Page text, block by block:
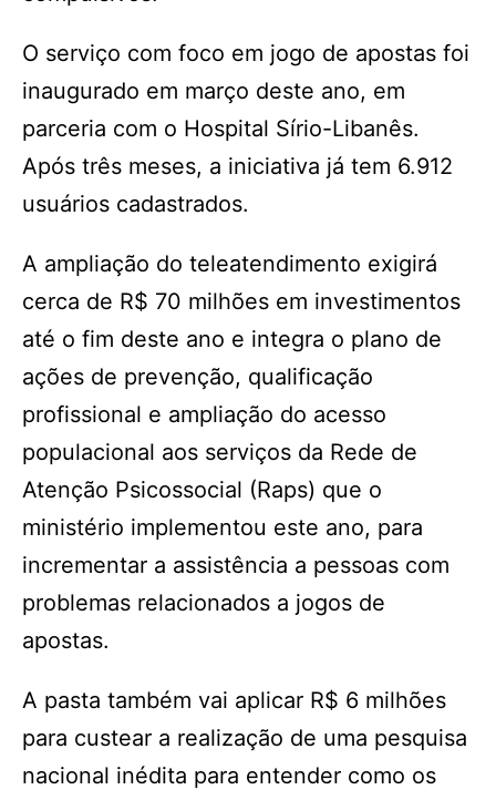
O serviço com foco em jogo de apostas foi
inaugurado em março deste ano, em
parceria com o Hospital Sírio-Libanês.
Após três meses, a iniciativa já tem 6.912
usuários cadastrados.
A ampliação do teleatendimento exigirá
cerca de R$ 70 milhões em investimentos
até o fim deste ano e integra o plano de
ações de prevenção, qualificação
profissional e ampliação do acesso
populacional aos serviços da Rede de
Atenção Psicossocial (Raps) que o
ministério implementou este ano, para
incrementar a assistência a pessoas com
problemas relacionados a jogos de
apostas.
A pasta também vai aplicar R$ 6 milhões
para custear a realização de uma pesquisa
nacional inédita para entender como os